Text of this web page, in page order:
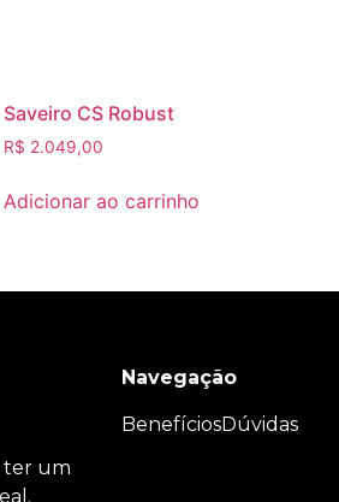
Saveiro CS Robust
R$ 2.049,00
Adicionar ao carrinho
ter um
Navegação
BenefíciosDúvidas